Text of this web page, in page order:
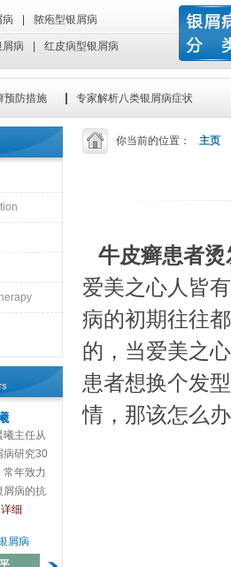
病 脓疱型银屑病
屑病 红皮病型银屑病
预防措施 | 专家解析八类银屑病症状
曦主任从
病研究30
常年致力
屑病的抗
详细
屑病
你当前的位置： 主页
牛皮癣患者烫
爱美之心人皆
病的初期往往
的，当爱美之
患者想换个发
情，那该怎么